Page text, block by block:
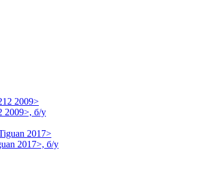
2009>, б/у
2017>, б/у